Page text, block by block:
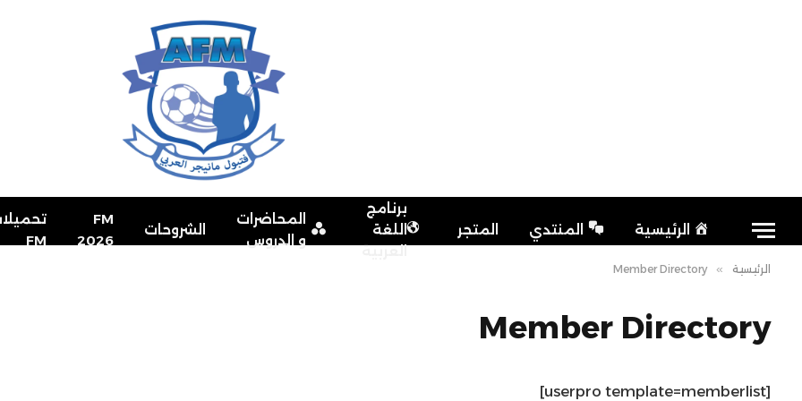
الرئيسية المنتدي المتجر
برنامج
اللغة
العربية
المحاضرات
و الدروس
الشروحات
FM
2026
FM
الرئيسية »
Member Directory
Member Directory
[userpro template=memberlist]